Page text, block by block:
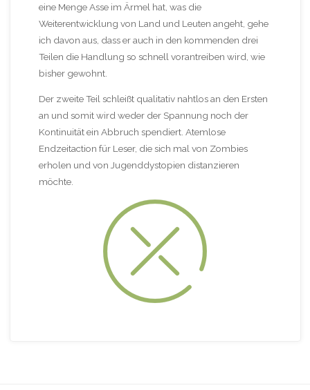
eine Menge Asse im Ärmel hat, was die
Weiterentwicklung von Land und Leuten angeht, gehe
ich davon aus, dass er auch in den kommenden drei
Teilen die Handlung so schnell vorantreiben wird, wie
bisher gewohnt.
Der zweite Teil schleißt qualitativ nahtlos an den Ersten
an und somit wird weder der Spannung noch der
Kontinuität ein Abbruch spendiert. Atemlose
Endzeitaction für Leser, die sich mal von Zombies
erholen und von Jugenddystopien distanzieren
möchte.